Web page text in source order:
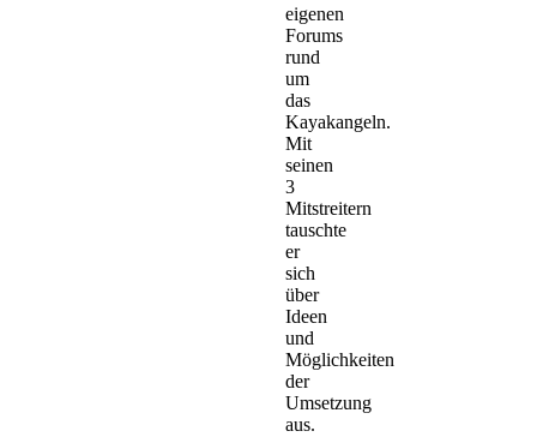
eigenen
Forums
rund
um
das
Kayakangeln.
Mit
seinen
3
Mitstreitern
tauschte
er
sich
über
Ideen
und
Möglichkeiten
der
Umsetzung
aus.